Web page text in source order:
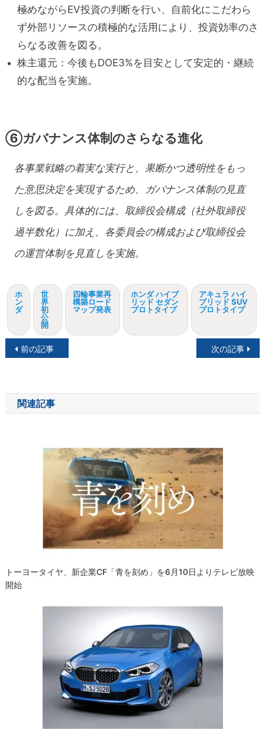
極めながらEV投資の判断を行い、自前化にこだわら
ず外部リソースの積極的な活用により、投資効率のさ
らなる改善を図る。
株主還元：今後もDOE3%を目安として安定的・継続
的な配当を実施。
⑥ガバナンス体制のさらなる進化
各事業戦略の着実な実行と、果断かつ透明性をもっ
た意思決定を実現するため、ガバナンス体制の見直
しを図る。具体的には、取締役会構成（社外取締役
過半数化）に加え、各委員会の構成および取締役会
の運営体制を見直しを実施。
ホ
ン
ダ
世
界
初
公
開
四輪事業再
構築ロード
マップ発表
ホンダ ハイブ
リッド セダン
プロトタイプ
アキュラ ハイ
ブリッド SUV
プロトタイプ
投
ナ
ビ
前の記事 次の記事
関連記事
トーヨータイヤ、新企業CF「青を刻め」を6月10日よりテレビ放映
開始